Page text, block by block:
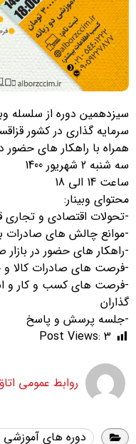
سیزدهمین دوره از سلسله
سرمایه گذاری در کشور
همراه با راهکار های حضور
سه شنبه 2 شهریور 1400
ساعت 14 الی 18
محتوای وبینار:
-تحولات اقتصادی و تجاری
-موانع چالش های صادرات
-راهکار های حضور در بازار
-فرصت های صادرات کالا
-فرصت های کسب و کار و
گذاران
-جلسه پرسش و پاسخ
Post Views: 3
روابط عمومی
دوره های آموزشی